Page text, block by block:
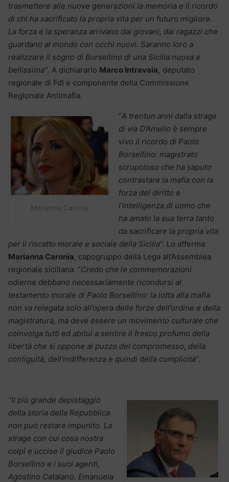
trasmettere alle nuove generazioni la memoria e il ricordo
di chi ha sacrificato la propria vita per un futuro migliore.
La forza e la speranza arrivano dai giovani, dai ragazzi che
guardano al mondo con occhi nuovi. Saranno loro a
realizzare il sogno di Borsellino di una Sicilia nuova e
bellissima”. A dichiararlo Marco Intravaia, deputato
regionale di FdI e componente della Commissione
Regionale Antimafia.
Marianna Caronia
“A trentun anni dalla strage
di via D’Amelio è sempre
vivo il ricordo di Paolo
Borsellino: magistrato
scrupoloso che ha saputo
contrastare la mafia con la
forza del diritto e
l’intelligenza di uomo che
ha amato la sua terra tanto
da sacrificare la propria vita
per il riscatto morale e sociale della Sicilia“. Lo afferma
Marianna Caronia, capogruppo della Lega all’Assemblea
regionale siciliana. “Credo che le commemorazioni
odierne debbano necessariamente ricondursi al
testamento morale di Paolo Borsellino: la lotta alla mafia
non va relegata solo all’opera delle forze dell’ordine e della
magistratura, ma deve essere un movimento culturale che
coinvolga tutti ed abitui a sentire il fresco profumo della
libertà che si oppone al puzzo del compromesso, della
contiguità, dell’indifferenza e quindi della complicità“.
“Il più grande depistaggio
della storia della Repubblica
non può restare impunito. La
strage con cui cosa nostra
colpì e uccise il giudice Paolo
Borsellino e i suoi agenti,
Agostino Catalano, Emanuela